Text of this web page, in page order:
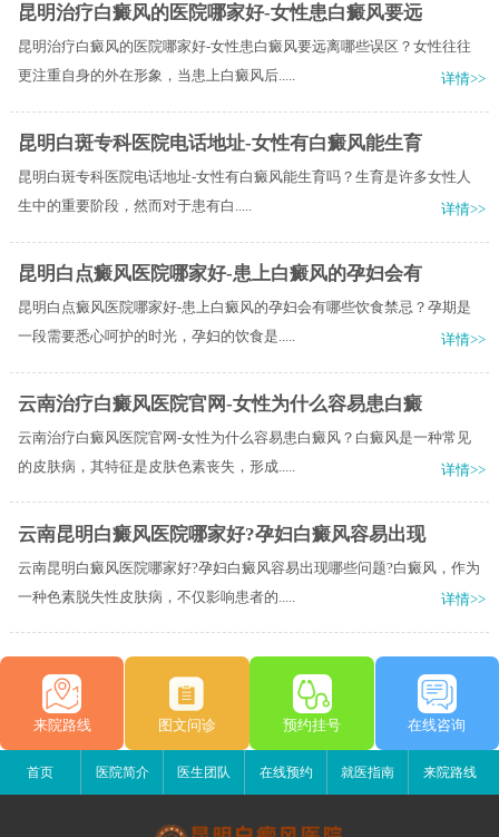
昆明治疗白癜风的医院哪家好-女性患白癜风要远
昆明治疗白癜风的医院哪家好-女性患白癜风要远离哪些误区？女性往往
更注重自身的外在形象，当患上白癜风后.....
详情>>
昆明白斑专科医院电话地址-女性有白癜风能生育
昆明白斑专科医院电话地址-女性有白癜风能生育吗？​生育是许多女性人
生中的重要阶段，然而对于患有白.....
详情>>
昆明白点癜风医院哪家好-患上白癜风的孕妇会有
昆明白点癜风医院哪家好-患上白癜风的孕妇会有哪些饮食禁忌？孕期是
一段需要悉心呵护的时光，孕妇的饮食是.....
详情>>
云南治疗白癜风医院官网-女性为什么容易患白癜
云南治疗白癜风医院官网-女性为什么容易患白癜风？白癜风是一种常见
的皮肤病，其特征是皮肤色素丧失，形成.....
详情>>
云南昆明白癜风医院哪家好?孕妇白癜风容易出现
云南昆明白癜风医院哪家好?孕妇白癜风容易出现哪些问题?白癜风，作为
一种色素脱失性皮肤病，不仅影响患者的.....
详情>>
来院路线 图文问诊 预约挂号 在线咨询
首页 医院简介 医生团队 在线预约 就医指南 来院路线